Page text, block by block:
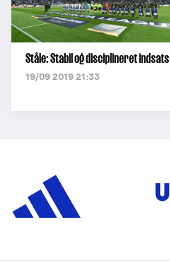
Ståle: Stabil og disciplineret indsats
19/09 2019 21:33